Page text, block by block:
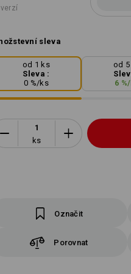
sleva
od 1 ks
Sleva :
0 %/ks
od
6 %/
ks
Označit
Porovnat